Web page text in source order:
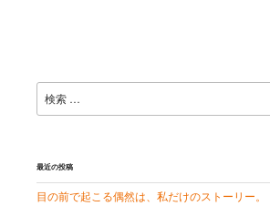
検
索:
最近の投稿
目の前で起こる偶然は、私だけのストーリー